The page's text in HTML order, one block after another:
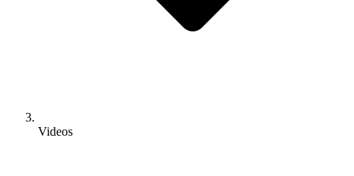
Videos